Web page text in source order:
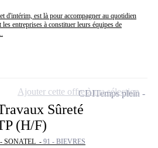
d'intérim, est là pour accompagner au quotidien
entreprises à constituer leurs équipes de
Sûreté
(H/F)
SONATEL - 91 - BIEVRES
CDITemps plein
Ajouter cette offre à ma sélection